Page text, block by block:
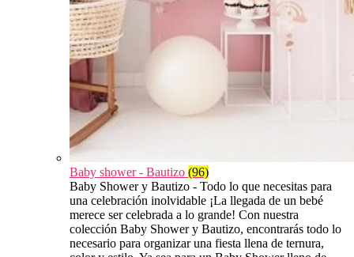
Baby shower - Bautizo (96)
Baby Shower y Bautizo - Todo lo que necesitas para
una celebración inolvidable ¡La llegada de un bebé
merece ser celebrada a lo grande! Con nuestra
colección Baby Shower y Bautizo, encontrarás todo lo
necesario para organizar una fiesta llena de ternura,